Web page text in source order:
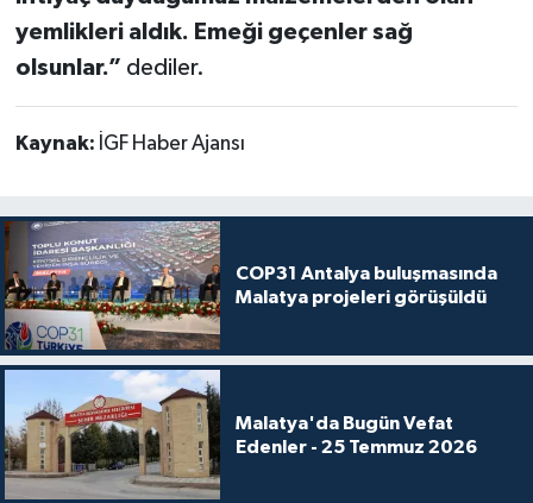
yemlikleri aldık. Emeği geçenler sağ
olsunlar.” dediler.
Kaynak: İGF Haber Ajansı
COP31 Antalya buluşmasında
Malatya projeleri görüşüldü
Malatya'da Bugün Vefat
Edenler - 25 Temmuz 2026